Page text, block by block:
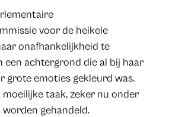
voor de heikele
onafhankelijkheid te
een achtergrond die al bij haar
grote emoties gekleurd was.
moeilijke taak, zeker nu onder
gehandeld.